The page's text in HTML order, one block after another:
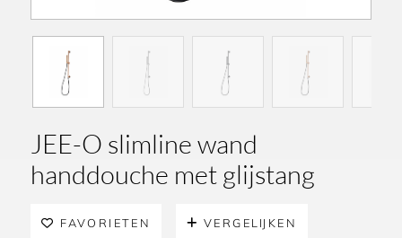
JEE-O slimline wand
handdouche met glijstang
FAVORIETEN VERGELIJKEN